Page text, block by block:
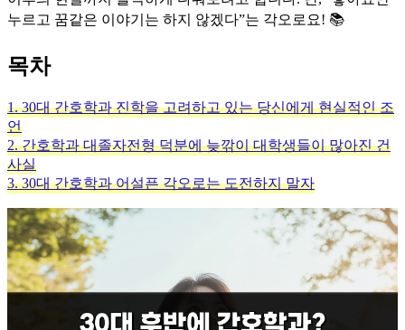
누르고 꿈같은 이야기는 하지 않겠다”는 각오로요! 📚
목차
1. 30대 간호학과 진학을 고려하고 있는 당신에게 현실적인 조
언
2. 간호학과 대졸자전형 덕분에 늦깎이 대학생들이 많아진 건
사실
3. 30대 간호학과 어설픈 각오로는 도전하지 말자